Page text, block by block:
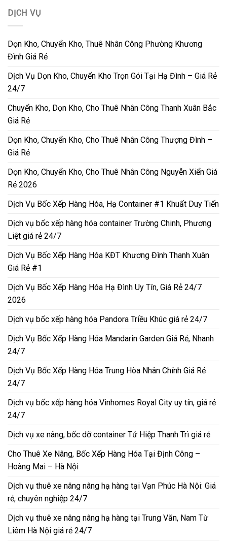
DỊCH VỤ
Dọn Kho, Chuyển Kho, Thuê Nhân Công Phường Khương
Đình Giá Rẻ
Dịch Vụ Dọn Kho, Chuyển Kho Trọn Gói Tại Hạ Đình – Giá Rẻ
24/7
Chuyển Kho, Dọn Kho, Cho Thuê Nhân Công Thanh Xuân Bắc
Giá Rẻ
Dọn Kho, Chuyển Kho, Cho Thuê Nhân Công Thượng Đình –
Giá Rẻ
Dọn Kho, Chuyển Kho, Cho Thuê Nhân Công Nguyễn Xiển Giá
Rẻ 2026
Dịch Vụ Bốc Xếp Hàng Hóa, Hạ Container #1 Khuất Duy Tiến
Dịch vụ bốc xếp hàng hóa container Trường Chinh, Phương
Liệt giá rẻ 24/7
Dịch Vụ Bốc Xếp Hàng Hóa KĐT Khương Đình Thanh Xuân
Giá Rẻ #1
Dịch Vụ Bốc Xếp Hàng Hóa Hạ Đình Uy Tín, Giá Rẻ 24/7
2026
Dịch vụ bốc xếp hàng hóa Pandora Triều Khúc giá rẻ 24/7
Dịch Vụ Bốc Xếp Hàng Hóa Mandarin Garden Giá Rẻ, Nhanh
24/7
Dịch Vụ Bốc Xếp Hàng Hóa Trung Hòa Nhân Chính Giá Rẻ
24/7
Dịch vụ bốc xếp hàng hóa Vinhomes Royal City uy tín, giá rẻ
24/7
Dịch vụ xe nâng, bốc dỡ container Tứ Hiệp Thanh Trì giá rẻ
Cho Thuê Xe Nâng, Bốc Xếp Hàng Hóa Tại Định Công –
Hoàng Mai – Hà Nội
Dịch vụ thuê xe nâng nâng hạ hàng tại Vạn Phúc Hà Nội: Giá
rẻ, chuyên nghiệp 24/7
Dịch vụ thuê xe nâng nâng hạ hàng tại Trung Văn, Nam Từ
Liêm Hà Nội giá rẻ 24/7